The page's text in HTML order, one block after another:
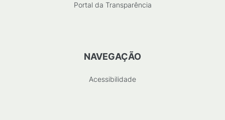
Portal da Transparência
NAVEGAÇÃO
Acessibilidade